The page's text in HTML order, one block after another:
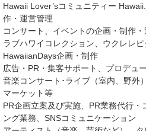
Hawaii Lover’sコミュニティー
作・運営管理
コンサート、イベントの企画・制作
ラブハワイコレクション、ウクレレ
HawaiianDays企画・制作
広告・PR・集客サポート、プロデュ
音楽コンサート･ライブ（室内、野外
マーケット等
PR企画立案及び実施、PR業務代行・
ング業務、SNSコミュニケーション